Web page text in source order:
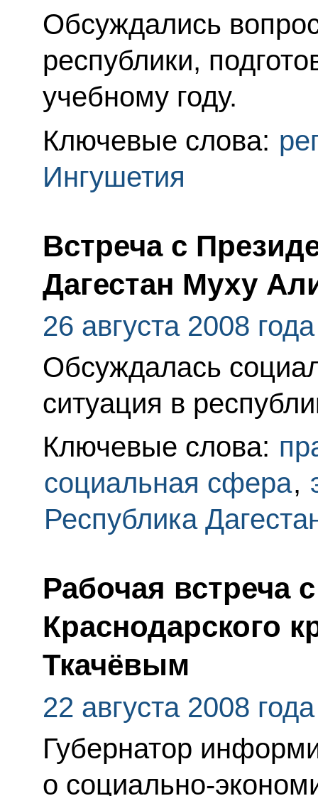
Обсуждались
республики,
учебному году.
Ключевые слова:
Ингушетия
Встреча с
Дагестан Муху
26 августа 2008 года
Обсуждалась
ситуация в
Ключевые слова:
социальная сфера,
Республика
Рабочая встреча
Краснодарского
Ткачёвым
22 августа 2008 года
Губернатор
о социально-